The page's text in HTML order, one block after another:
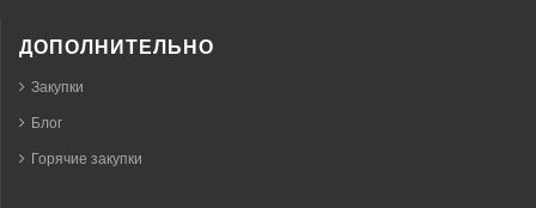
ДОПОЛНИТЕЛЬНО
Закупки
Блог
Горячие закупки